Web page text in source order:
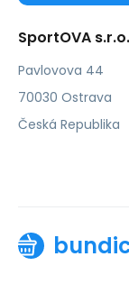
SportOVA s.r.o.
Pavlovova 44
70030 Ostrava
Česká Republika